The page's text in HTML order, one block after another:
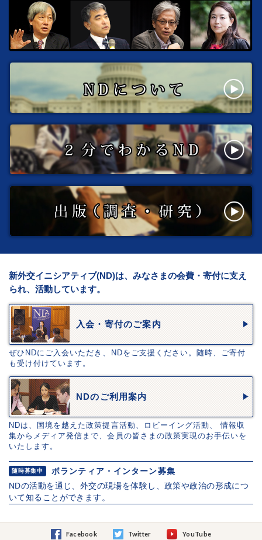
新外交イニシアティブ(ND)は、みなさまの会費・寄付に支え
られ、活動しています。
入会・寄付のご案内
ぜひNDにご入会いただき、NDをご支援ください。随時、ご寄付
も受け付けています。
NDのご利用案内
NDは、国境を越えた政策提言活動、ロビーイング活動、 情報収
集からメディア発信まで、会員の皆さまの政策実現のお手伝いを
いたします。
随時募集中
ボランティア・インターン募集
NDの活動を通じ、外交の現場を体験し、政策や政治の形成につ
いて知ることができます。
Facebook Twitter YouTube